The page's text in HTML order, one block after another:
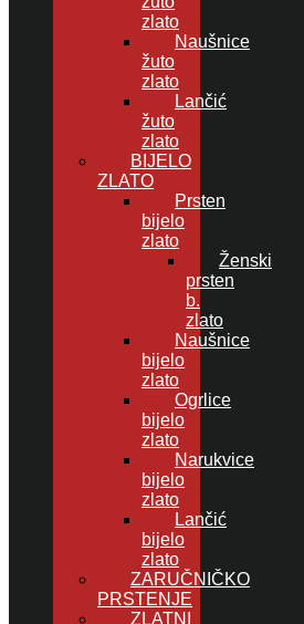
zlato
Naušnice
žuto
zlato
Lančić
žuto
zlato
BIJELO
ZLATO
Prsten
bijelo
zlato
Ženski
prsten
b.
zlato
Naušnice
bijelo
zlato
Ogrlice
bijelo
zlato
Narukvice
bijelo
zlato
Lančić
bijelo
zlato
ZARUČNIČKO
PRSTENJE
ZLATNI